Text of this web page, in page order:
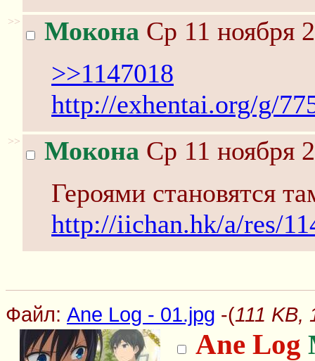
>> Мокона Ср 11 ноября
>>1147018
http://exhentai.org/g/
>> Мокона Ср 11 ноября
Героями становятся
http://iichan.hk/a/res/
Файл: Ane Log - 01.jpg -(111 KB,
Ane Log